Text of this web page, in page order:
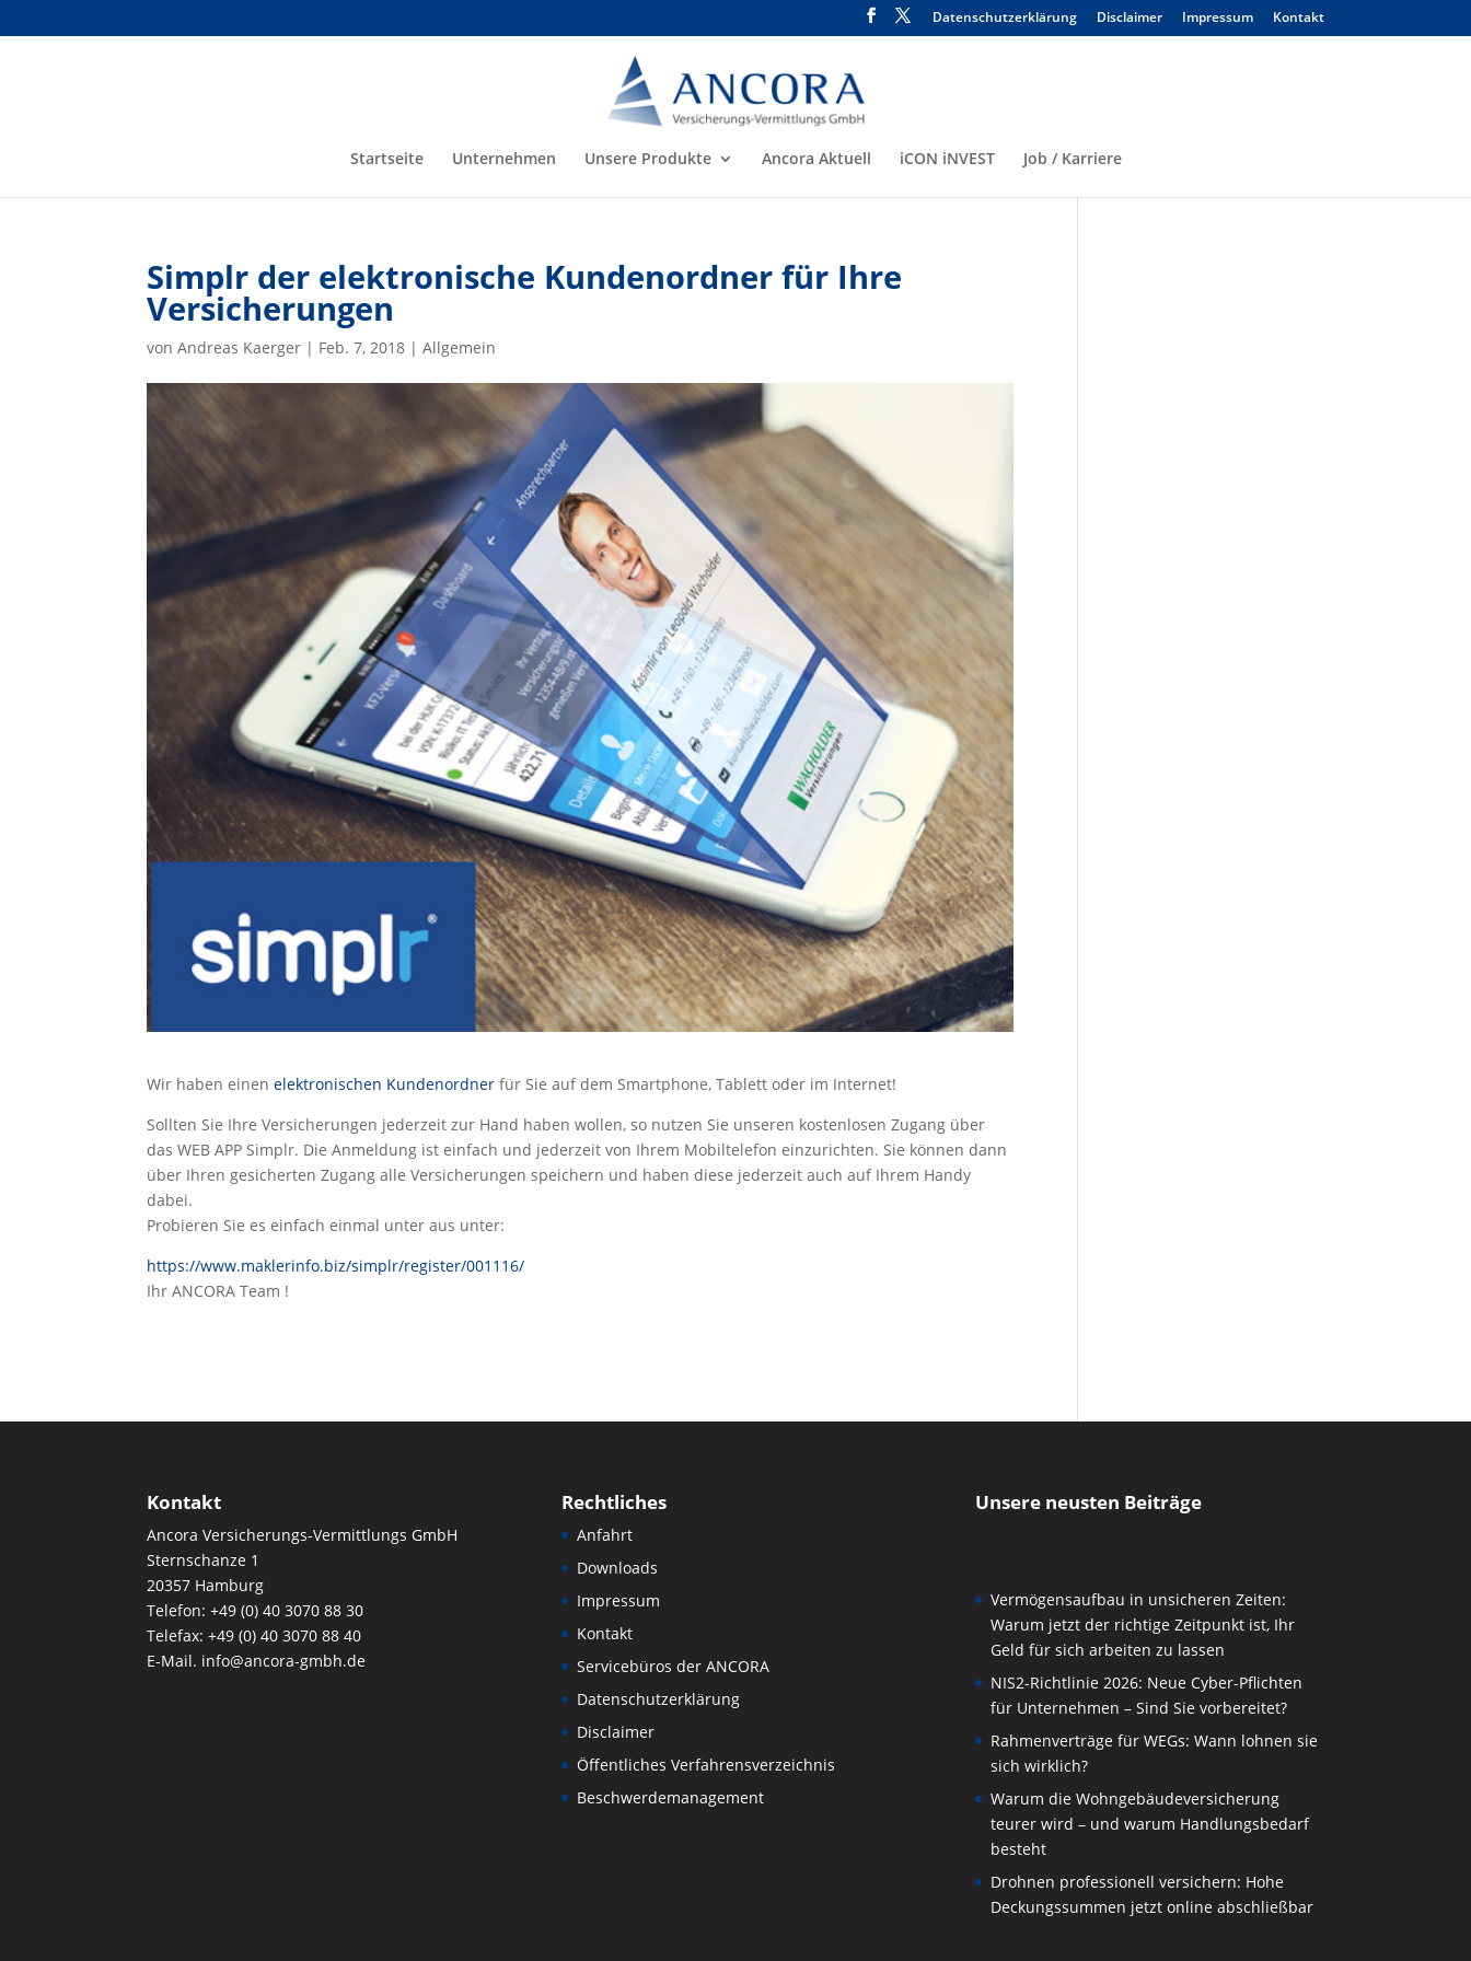
Datenschutzerklärung Disclaimer Impressum Kontakt
Startseite Unternehmen Unsere Produkte Ancora Aktuell iCON iNVEST Job / Karriere
Simplr der elektronische Kundenordner für Ihre
Versicherungen
vonAndreas Kaerger | Feb. 7, 2018 |Allgemein
Wir haben einenelektronischen Kundenordner für Sie auf dem Smartphone, Tablett oder im Internet!
Sollten Sie Ihre Versicherungen jederzeit zur Hand haben wollen, so nutzen Sie unseren kostenlosen Zugang über
das WEB APP Simplr. Die Anmeldung ist einfach und jederzeit von Ihrem Mobiltelefon einzurichten. Sie können dann
über Ihren gesicherten Zugang alle Versicherungen speichern und haben diese jederzeit auch auf Ihrem Handy
dabei.
Probieren Sie es einfach einmal unter aus unter:
https://www.maklerinfo.biz/simplr/register/001116/
Ihr ANCORA Team !
Kontakt
Ancora Versicherungs-Vermittlungs GmbH
Sternschanze 1
20357 Hamburg
Telefon: +49 (0) 40 3070 88 30
Telefax: +49 (0) 40 3070 88 40
E-Mail. info@ancora-gmbh.de
Rechtliches
Anfahrt
Downloads
Impressum
Kontakt
Servicebüros der ANCORA
Datenschutzerklärung
Disclaimer
Öffentliches Verfahrensverzeichnis
Beschwerdemanagement
Unsere neusten Beiträge
Vermögensaufbau in unsicheren Zeiten:
Warum jetzt der richtige Zeitpunkt ist, Ihr
Geld für sich arbeiten zu lassen
NIS2-Richtlinie 2026: Neue Cyber-Pflichten
für Unternehmen – Sind Sie vorbereitet?
Rahmenverträge für WEGs: Wann lohnen sie
sich wirklich?
Warum die Wohngebäudeversicherung
teurer wird – und warum Handlungsbedarf
besteht
Drohnen professionell versichern: Hohe
Deckungssummen jetzt online abschließbar